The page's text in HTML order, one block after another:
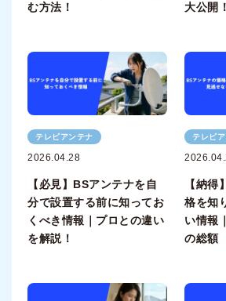
む方法！
大公開！
テレビアンテナ
2026.04.28
【必見】BSアンテナを自
分で設置する前に知ってお
くべき情報｜プロとの違い
を解説！
テレビ
【納
格を知
い情報
の総額